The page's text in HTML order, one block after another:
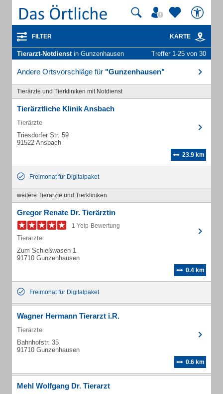
FILTER KARTE
Tierarzt-Notdienstin Gunzenhausen Treffer 1-25 von 30
Andere Ortsvorschläge für "Gunzenhausen"
Tierärzte und Tierkliniken mit Notdienst
Tierärztliche Klinik Ansbach
Tierärzte
Triesdorfer Str. 59
91522 Ansbach
23.9 km
Freimonat für Digitalpaket
weitere Tierärzte und Tierkliniken
Gregor Renate Dr. Tierärztin
1 Yelp-Bewertung
Tierärzte
Zum Schießwasen 1
91710 Gunzenhausen
0.4 km
Freimonat für Digitalpaket
Wagner Hermann Tierarzt i.R.
Tierärzte
Bahnhofstr. 35
91710 Gunzenhausen
0.6 km
Mehl Wolfgang Dr. Tierarzt